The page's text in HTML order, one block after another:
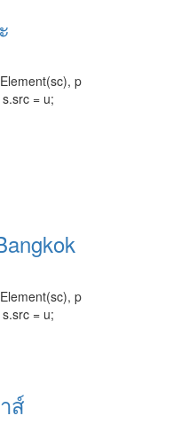
p
= u;
p
= u;
ส์